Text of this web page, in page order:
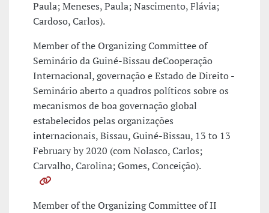
Paula; Meneses, Paula; Nascimento, Flávia;
Cardoso, Carlos).
Member of the Organizing Committee of
Seminário da Guiné-Bissau deCooperação
Internacional, governação e Estado de Direito -
Seminário aberto a quadros políticos sobre os
mecanismos de boa governação global
estabelecidos pelas organizações
internacionais, Bissau, Guiné-Bissau, 13 to 13
February by 2020 (com Nolasco, Carlos;
Carvalho, Carolina; Gomes, Conceição).
Member of the Organizing Committee of II